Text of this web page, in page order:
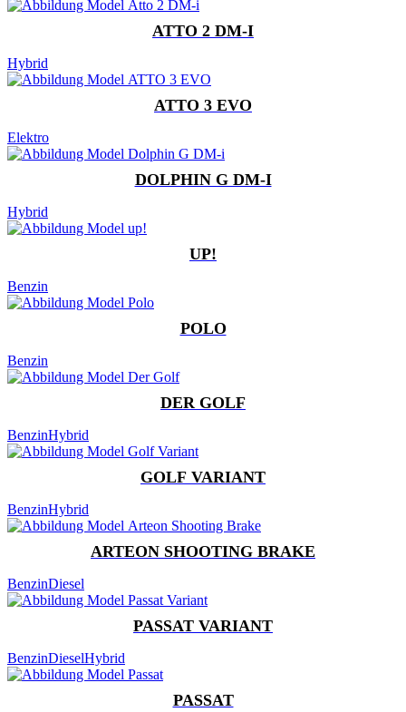
ATTO 2 DM-I
Hybrid
ATTO 3 EVO
Elektro
DOLPHIN G DM-I
Hybrid
UP!
Benzin
POLO
Benzin
DER GOLF
BenzinHybrid
GOLF VARIANT
BenzinHybrid
ARTEON SHOOTING BRAKE
BenzinDiesel
PASSAT VARIANT
BenzinDieselHybrid
PASSAT